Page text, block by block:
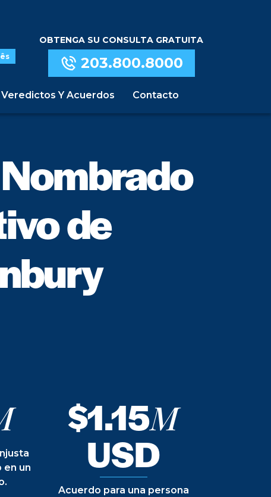
OBTENGA SU CONSULTA GRATUITA
203.800.8000
Veredictos Y Acuerdos Contacto
de
en un
$1.15M
USD
Acuerdo para una persona